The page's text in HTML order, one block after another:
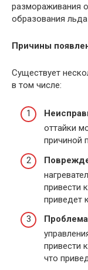
размораживания
образования
Причины
Существует
в том числе:
оттайки
причиной
привести
приведет
привести
что